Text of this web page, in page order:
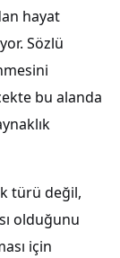
hayat
Sözlü
bu alanda
türü değil,
olduğunu
için